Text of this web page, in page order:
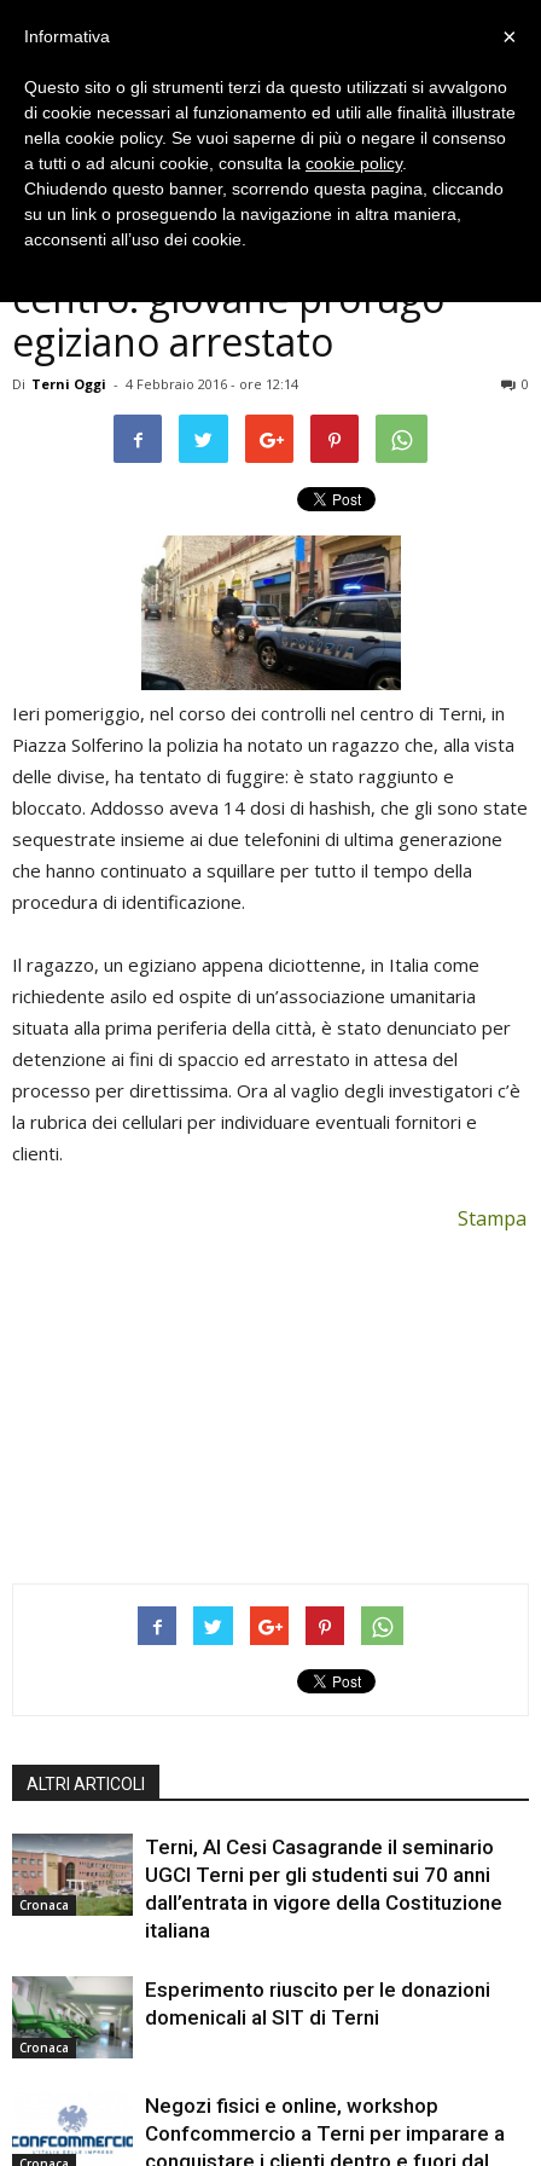
Cronaca
Terni, spaccia droga in
centro: giovane profugo
egiziano arrestato
Di Terni Oggi - 4 Febbraio 2016 - ore 12:14 0
Ieri pomeriggio, nel corso dei controlli nel centro di Terni, in
Piazza Solferino la polizia ha notato un ragazzo che, alla vista
delle divise, ha tentato di fuggire: è stato raggiunto e
bloccato. Addosso aveva 14 dosi di hashish, che gli sono state
sequestrate insieme ai due telefonini di ultima generazione
che hanno continuato a squillare per tutto il tempo della
procedura di identificazione.
Il ragazzo, un egiziano appena diciottenne, in Italia come
richiedente asilo ed ospite di un’associazione umanitaria
situata alla prima periferia della città, è stato denunciato per
detenzione ai fini di spaccio ed arrestato in attesa del
processo per direttissima. Ora al vaglio degli investigatori c’è
la rubrica dei cellulari per individuare eventuali fornitori e
clienti.
Stampa
ALTRI ARTICOLI
Cronaca
Terni, Al Cesi Casagrande il seminario
UGCI Terni per gli studenti sui 70 anni
dall’entrata in vigore della Costituzione
italiana
Cronaca
Esperimento riuscito per le donazioni
domenicali al SIT di Terni
Negozi fisici e online, workshop
Confcommercio a Terni per imparare a
conquistare i clienti dentro e fuori dal
×
Informativa
Questo sito o gli strumenti terzi da questo utilizzati si avvalgono
di cookie necessari al funzionamento ed utili alle finalità illustrate
nella cookie policy. Se vuoi saperne di più o negare il consenso
a tutti o ad alcuni cookie, consulta la cookie policy.
Chiudendo questo banner, scorrendo questa pagina, cliccando
su un link o proseguendo la navigazione in altra maniera,
acconsenti all’uso dei cookie.